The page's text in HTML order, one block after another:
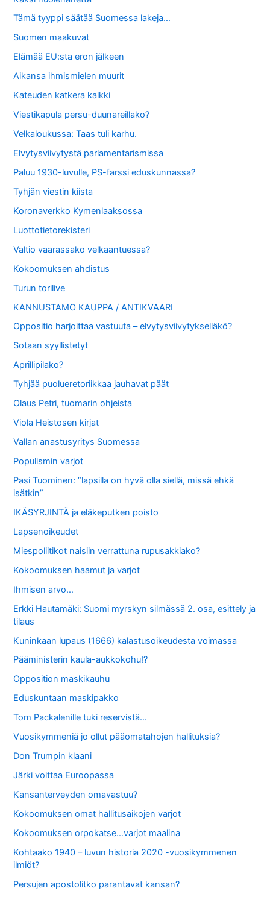
Tämä tyyppi säätää Suomessa lakeja…
Suomen maakuvat
Elämää EU:sta eron jälkeen
Aikansa ihmismielen muurit
Kateuden katkera kalkki
Viestikapula persu-duunareillako?
Velkaloukussa: Taas tuli karhu.
Elvytysviivytystä parlamentarismissa
Paluu 1930-luvulle, PS-farssi eduskunnassa?
Tyhjän viestin kiista
Koronaverkko Kymenlaaksossa
Luottotietorekisteri
Valtio vaarassako velkaantuessa?
Kokoomuksen ahdistus
Turun torilive
KANNUSTAMO KAUPPA / ANTIKVAARI
Oppositio harjoittaa vastuuta – elvytysviivytykselläkö?
Sotaan syyllistetyt
Aprillipilako?
Tyhjää puolueretoriikkaa jauhavat päät
Olaus Petri, tuomarin ohjeista
Viola Heistosen kirjat
Vallan anastusyritys Suomessa
Populismin varjot
Pasi Tuominen: ”lapsilla on hyvä olla siellä, missä ehkä
isätkin”
IKÄSYRJINTÄ ja eläkeputken poisto
Lapsenoikeudet
Miespoliitikot naisiin verrattuna rupusakkiako?
Kokoomuksen haamut ja varjot
Ihmisen arvo…
Erkki Hautamäki: Suomi myrskyn silmässä 2. osa, esittely ja
tilaus
Kuninkaan lupaus (1666) kalastusoikeudesta voimassa
Pääministerin kaula-aukkokohu!?
Opposition maskikauhu
Eduskuntaan maskipakko
Tom Packalenille tuki reservistä…
Vuosikymmeniä jo ollut pääomatahojen hallituksia?
Don Trumpin klaani
Järki voittaa Euroopassa
Kansanterveyden omavastuu?
Kokoomuksen omat hallitusaikojen varjot
Kokoomuksen orpokatse…varjot maalina
Kohtaako 1940 – luvun historia 2020 -vuosikymmenen
ilmiöt?
Persujen apostolitko parantavat kansan?